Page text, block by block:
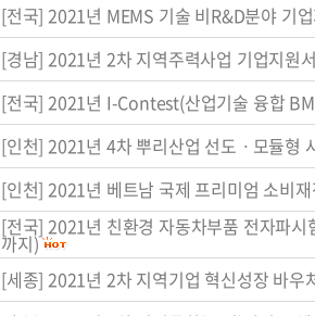
[전국] 2021년 MEMS 기술 비R&D분야 기
[경남] 2021년 2차 지역주력사업 기업지원
[전국] 2021년 I-Contest(산업기술 융합
[인천] 2021년 4차 뿌리산업 선도ㆍ모듈형
[인천] 2021년 베트남 국제 프리미엄 소비
[전국] 2021년 친환경 자동차부품 전자파
까지)
[세종] 2021년 2차 지역기업 혁신성장 바